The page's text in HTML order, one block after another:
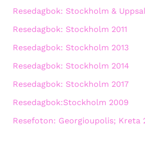
Resedagbok: Stockholm &
Resedagbok: Stockholm 2011
Resedagbok: Stockholm 2013
Resedagbok: Stockholm 2014
Resedagbok: Stockholm 2017
Resedagbok:Stockholm 2009
Resefoton: Georgioupolis; Kreta